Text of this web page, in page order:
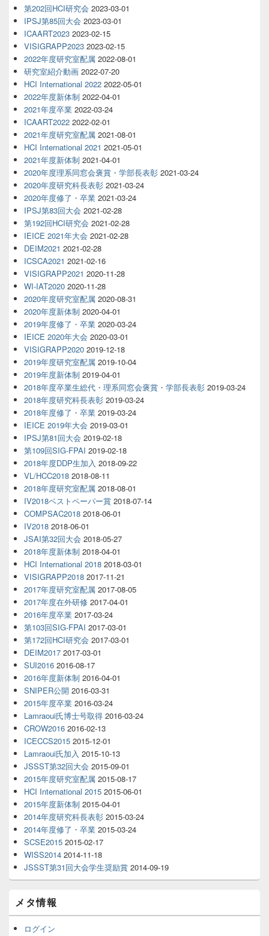
第202回HCI研究会 2023-03-01
IPSJ第85回大会 2023-03-01
ICAART2023 2023-02-15
VISIGRAPP2023 2023-02-15
2022年度研究室配属 2022-08-01
研究室紹介動画 2022-07-20
HCI International 2022 2022-05-01
2022年度新体制 2022-04-01
2021年度卒業 2022-03-24
ICAART2022 2022-02-01
2021年度研究室配属 2021-08-01
HCI International 2021 2021-05-01
2021年度新体制 2021-04-01
2020年度理系同窓会褒賞・学部長表彰 2021-03-24
2020年度研究科長表彰 2021-03-24
2020年度修了・卒業 2021-03-24
IPSJ第83回大会 2021-02-28
第192回HCI研究会 2021-02-28
IEICE 2021年大会 2021-02-28
DEIM2021 2021-02-28
ICSCA2021 2021-02-16
VISIGRAPP2021 2020-11-28
WI-IAT2020 2020-11-28
2020年度研究室配属 2020-08-31
2020年度新体制 2020-04-01
2019年度修了・卒業 2020-03-24
IEICE 2020年大会 2020-03-01
VISIGRAPP2020 2019-12-18
2019年度研究室配属 2019-10-04
2019年度新体制 2019-04-01
2018年度卒業生総代・理系同窓会褒賞・学部長表彰 2019-03-24
2018年度研究科長表彰 2019-03-24
2018年度修了・卒業 2019-03-24
IEICE 2019年大会 2019-03-01
IPSJ第81回大会 2019-02-18
第109回SIG-FPAI 2019-02-18
2018年度DDP生加入 2018-09-22
VL/HCC2018 2018-08-11
2018年度研究室配属 2018-08-01
IV2018ベストペーパー賞 2018-07-14
COMPSAC2018 2018-06-01
IV2018 2018-06-01
JSAI第32回大会 2018-05-27
2018年度新体制 2018-04-01
HCI International 2018 2018-03-01
VISIGRAPP2018 2017-11-21
2017年度研究室配属 2017-08-05
2017年度在外研修 2017-04-01
2016年度卒業 2017-03-24
第103回SIG-FPAI 2017-03-01
第172回HCI研究会 2017-03-01
DEIM2017 2017-03-01
SUI2016 2016-08-17
2016年度新体制 2016-04-01
SNIPER公開 2016-03-31
2015年度卒業 2016-03-24
Lamraoui氏博士号取得 2016-03-24
CROW2016 2016-02-13
ICECCS2015 2015-12-01
Lamraoui氏加入 2015-10-13
JSSST第32回大会 2015-09-01
2015年度研究室配属 2015-08-17
HCI International 2015 2015-06-01
2015年度新体制 2015-04-01
2014年度研究科長表彰 2015-03-24
2014年度修了・卒業 2015-03-24
SCSE2015 2015-02-17
WISS2014 2014-11-18
JSSST第31回大会学生奨励賞 2014-09-19
メタ情報
ログイン